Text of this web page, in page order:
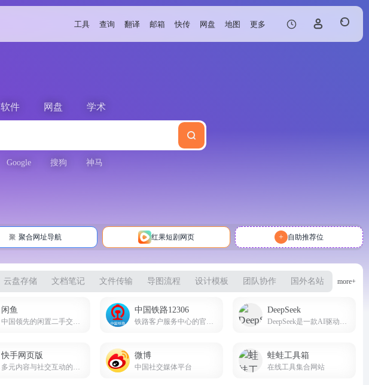
工具 查询 翻译 邮箱 快传 网盘 地图 更多
软件 网盘 学术
Google 搜狗 神马
聚 聚合网址导航 红果短剧网页 + 自助推荐位
云盘存储 文档笔记 文件传输 导图流程 设计模板 团队协作 国外名站 more+
闲鱼 中国铁路12306 DeepSeek
快手网页版 微博
中国社交媒体平台
蛙蛙工具箱
在线工具集合网站